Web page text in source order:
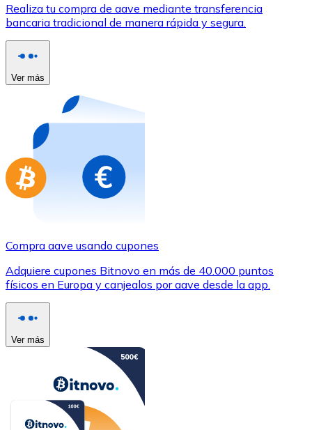
Utiliza tarjetas Visa y Mastercard para comprar
Comprar con tarjeta
Compra tarjetas regalo de tus marcas favoritas con
Ir a la tienda de tarjetas regalo
Realiza tu compra de aave mediante transferencia
bancaria tradicional de manera rápida y segura.
Ver más
Compra aave usando cupones
Adquiere cupones Bitnovo en más de 40.000 puntos
físicos en Europa y canjealos por aave desde la app.
Ver más